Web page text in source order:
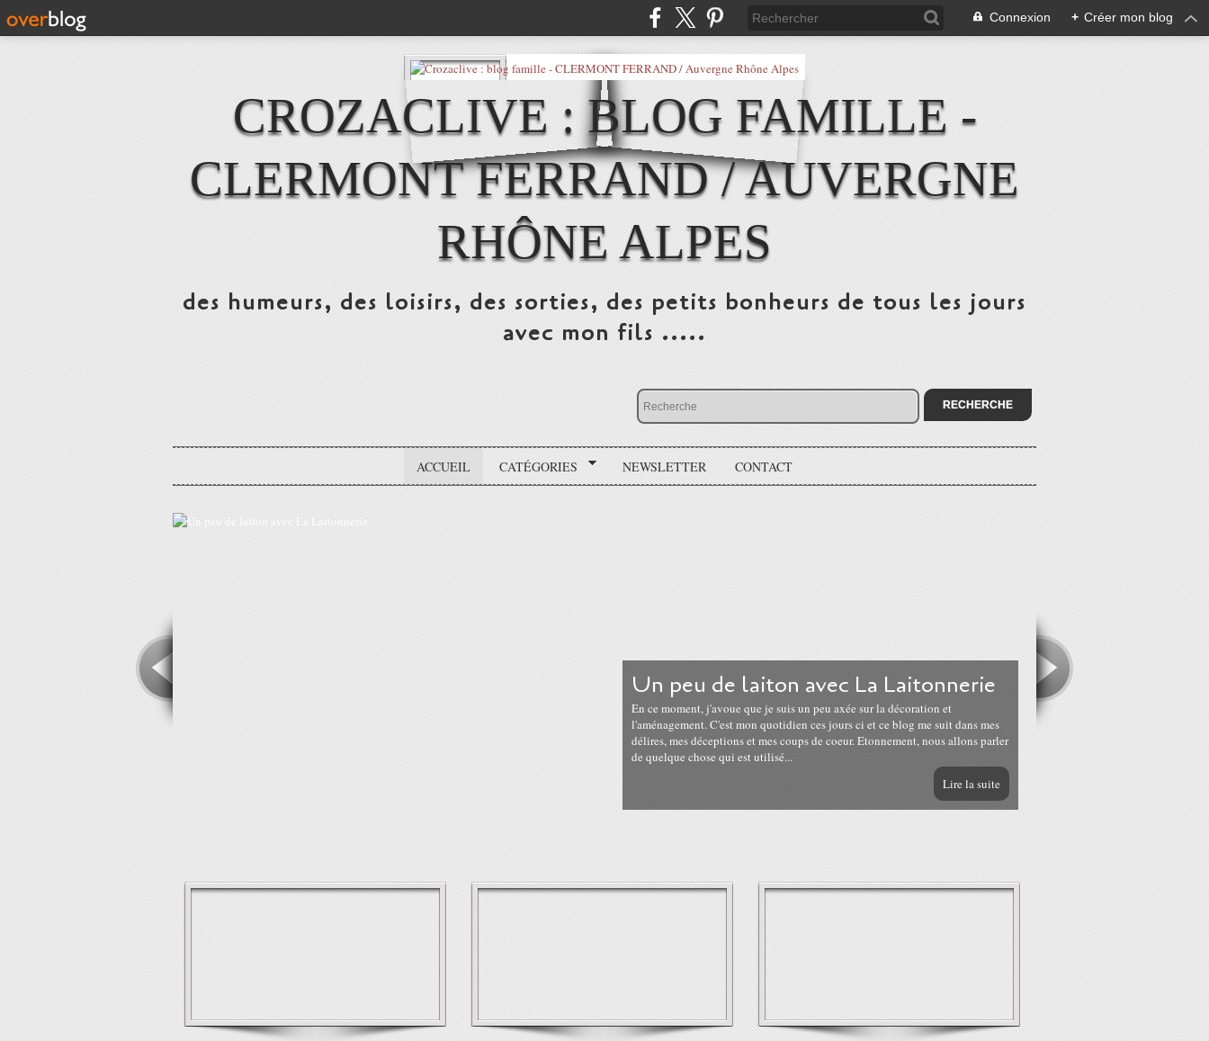
Connexion + Créer mon blog
CROZACLIVE : BLOG FAMILLE -
CLERMONT FERRAND / AUVERGNE
RHÔNE ALPES
des humeurs, des loisirs, des sorties, des petits bonheurs de tous les jours
avec mon fils .....
ACCUEIL CATÉGORIES NEWSLETTER CONTACT
Un peu de laiton avec La Laitonnerie
En ce moment, j'avoue que je suis un peu axée sur la décoration et
l'aménagement. C'est mon quotidien ces jours ci et ce blog me suit dans mes
délires, mes déceptions et mes coups de coeur. Etonnement, nous allons parler
de quelque chose qui est utilisé...
Lire la suite